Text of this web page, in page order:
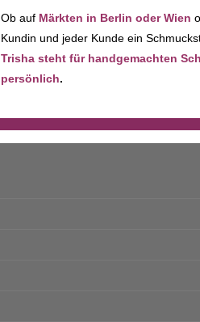
Ob auf Märkten in Berlin oder Wien
Kundin und jeder Kunde ein
Trisha steht für handgemachten
persönlich.